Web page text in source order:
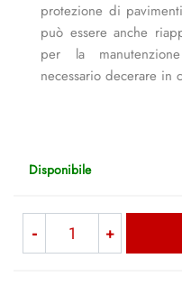
protezione di
può essere anche
per la
necessario decerare in
Disponibile